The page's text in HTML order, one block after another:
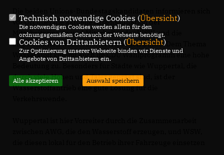
vor Ort über die aktuelle Arbeitssituation der
Mitarbeiterinnen und Mitarbeiter der WSW und die
angeschafften wasserstoffbetriebenen Busse. Dem Thema
Wasserstoff kommt auch im CDU Wahlprogramm eine hohe
durch viele Höhen und Täler geprägt sind, ist der
Wasserstoffantrieb eine gute Lösung für die
Technisch notwendige Cookies (Übersicht)
Die notwendigen Cookies werden allein für den
ordnungsgemäßen Gebrauch der Webseite benötigt.
Cookies von Drittanbietern (Übersicht)
Zur Optimierung unserer Webseite binden wir Dienste und
Angebote von Drittanbietern ein.
Alle akzeptieren Auswahl speichern